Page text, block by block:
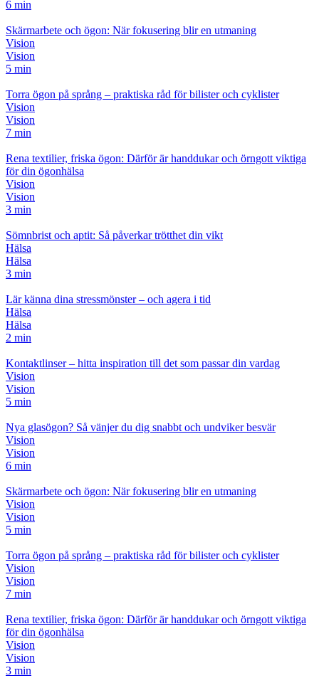
6 min
Skärmarbete och ögon: När fokusering blir en utmaning
Vision
Vision
5 min
Torra ögon på språng – praktiska råd för bilister och cyklister
Vision
Vision
7 min
Rena textilier, friska ögon: Därför är handdukar och örngott viktiga
för din ögonhälsa
Vision
Vision
3 min
Sömnbrist och aptit: Så påverkar trötthet din vikt
Hälsa
Hälsa
3 min
Lär känna dina stressmönster – och agera i tid
Hälsa
Hälsa
2 min
Kontaktlinser – hitta inspiration till det som passar din vardag
Vision
Vision
5 min
Nya glasögon? Så vänjer du dig snabbt och undviker besvär
Vision
Vision
6 min
Skärmarbete och ögon: När fokusering blir en utmaning
Vision
Vision
5 min
Torra ögon på språng – praktiska råd för bilister och cyklister
Vision
Vision
7 min
Rena textilier, friska ögon: Därför är handdukar och örngott viktiga
för din ögonhälsa
Vision
Vision
3 min